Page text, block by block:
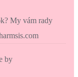
My vám rady
by